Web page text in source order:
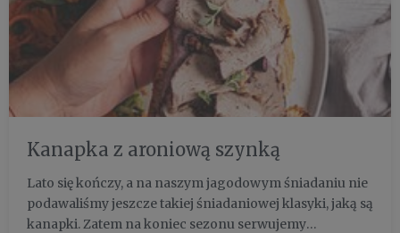
Kanapka z aroniową szynką
Lato się kończy, a na naszym jagodowym śniadaniu nie
podawaliśmy jeszcze takiej śniadaniowej klasyki, jaką są
kanapki. Zatem na koniec sezonu serwujemy